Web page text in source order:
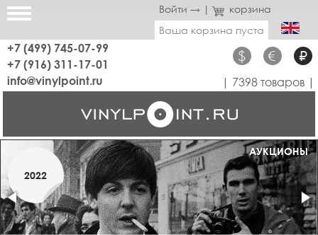
Войти → |
корзина
Ваша корзина пуста
+7 (499) 745-07-99
+7 (916) 311-17-01
$ € ₽
info@vinylpoint.ru | 7398 товаров |
МАГАЗИН ОТКРЫТ
МАРТ
2019
АУКЦИОНЫ
2022